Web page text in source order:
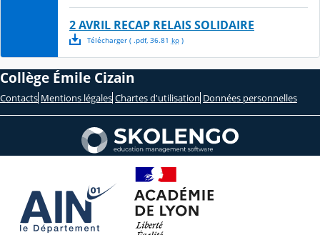
2 AVRIL RECAP RELAIS SOLIDAIRE
Télécharger( .pdf, 36.81 ko)
Collège Émile Cizain
Contacts Mentions légales Chartes d'utilisation Données personnelles